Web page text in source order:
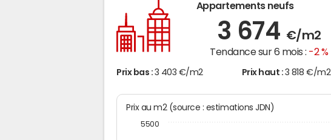
Appartements neufs
3 674 €/m2
Tendance sur 6 mois : -2 %
Prix bas : 3 403 €/m2 Prix haut : 3 818 €/m2
Prix au m2 (source : estimations JDN)
5500